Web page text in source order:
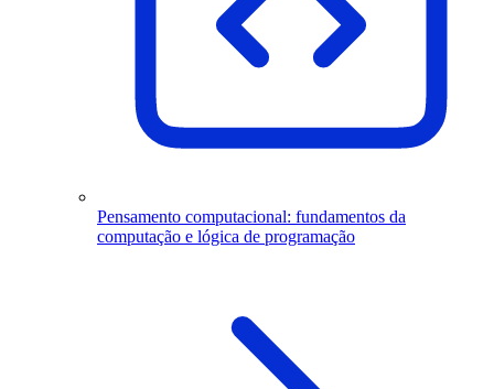
Pensamento computacional: fundamentos da
computação e lógica de programação